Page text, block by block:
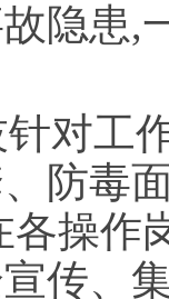
隐患,
对工
防毒
各操作
传、